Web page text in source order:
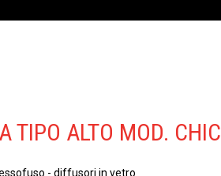
TIPO ALTO MOD. CHIC
- diffusori in vetro